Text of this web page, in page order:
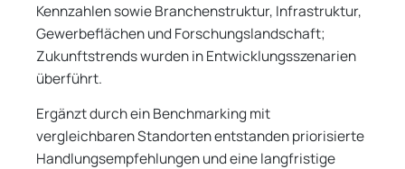
Kennzahlen sowie Branchenstruktur, Infrastruktur,
Gewerbeflächen und Forschungslandschaft;
Zukunftstrends wurden in Entwicklungsszenarien
überführt.
Ergänzt durch ein Benchmarking mit
vergleichbaren Standorten entstanden priorisierte
Handlungsempfehlungen und eine langfristige